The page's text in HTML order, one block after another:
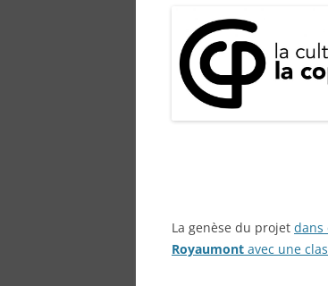
La genèse du projet dans
Royaumont avec une